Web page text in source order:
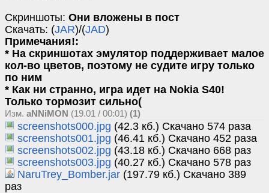
Скриншоты: Они вложены в пост
Скачать: (JAR)/(JAD)
Примечания!:
* На скриншотах эмулятор поддерживает малое
кол-во цветов, поэтому не судите игру только
по ним
* Как ни странно, игра идет на Nokia S40!
Только тормозит сильно(
Изм. aNNiMON (19.01 / 00:01) (1)
screenshots000.jpg (42.3 кб.) Скачано 574 раза
screenshots001.jpg (46.41 кб.) Скачано 452 раза
screenshots002.jpg (43.18 кб.) Скачано 668 раз
screenshots003.jpg (40.27 кб.) Скачано 578 раз
NaruTrey_Bomber.jar (197.79 кб.) Скачано 389
раз